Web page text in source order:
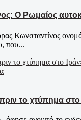
Ο Ρωμαίος
Κωνσταντίνος
που...
το χτύπημα στο